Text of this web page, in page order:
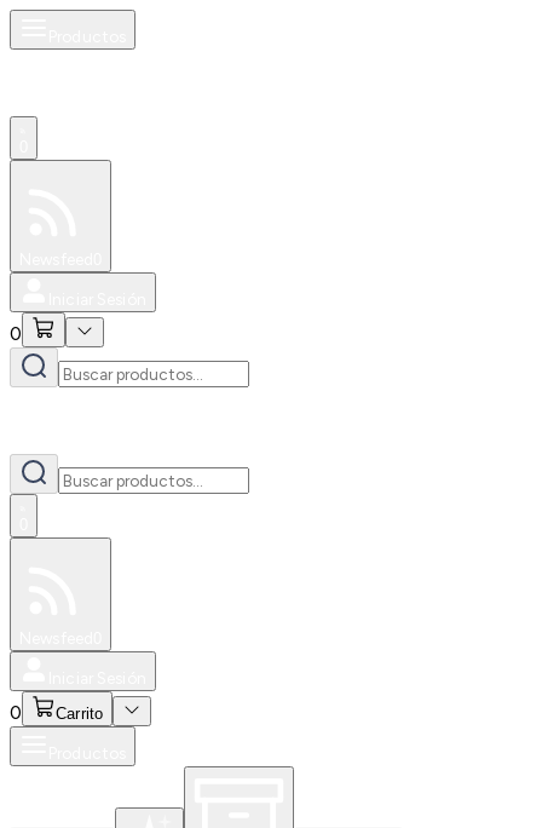
0
0 Carrito